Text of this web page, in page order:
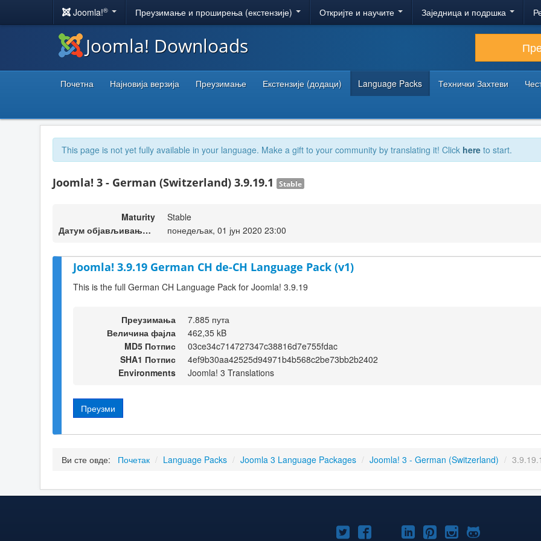
Joomla!® Преузимање и проширења (екстензије) Откријте и научите Заједница и подршка
Joomla! Downloads
Почетна Најновија верзија Преузимање Екстензије (додаци) Language Packs Технички Захтеви
This page is not yet fully available in your language. Make a gift to your community by translating it! Click here to start.
Joomla! 3 - German (Switzerland) 3.9.19.1 Stable
Maturity
Stable
Датум објављивања верзије
понедељак, 01 јун 2020 23:00
Joomla! 3.9.19 German CH de-CH Language Pack (v1)
This is the full German CH Language Pack for Joomla! 3.9.19
Преузимања
7.885 пута
Величина фајла
462,35 kB
MD5 Потпис
03ce34c714727347c38816d7e755fdac
SHA1 Потпис
4ef9b30aa42525d94971b4b568c2be73bb2b2402
Environments
Joomla! 3 Translations
Преузми
Ви сте овде: Почетак / Language Packs / Joomla 3 Language Packages / Joomla! 3 - German (Switzerland) /
Joomla!Joomla!Joomla!
Joomla!Joomla!
Joomla!Joomla!